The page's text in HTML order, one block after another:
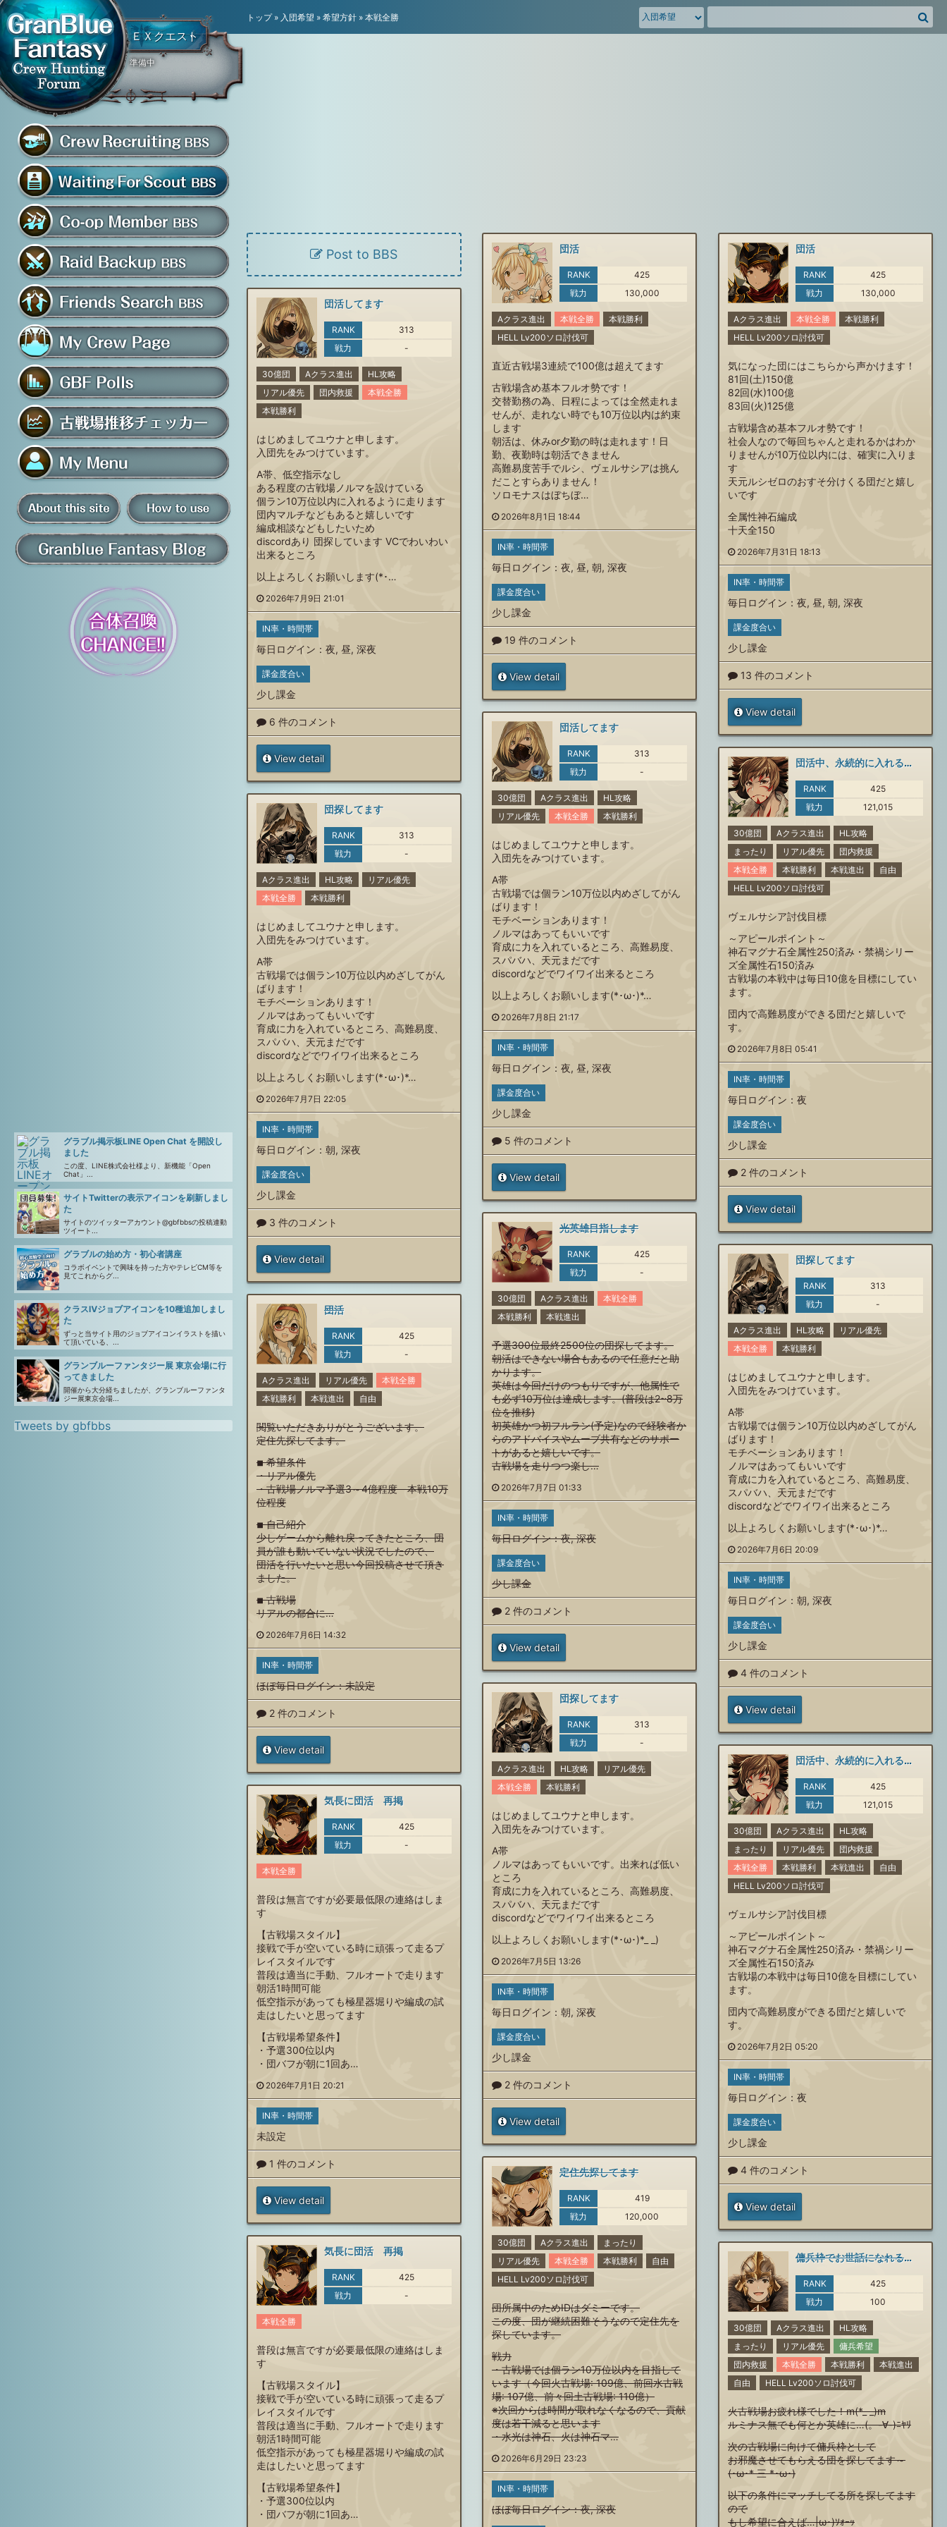
グラブル騎空団募集掲示
騎
空
団
騎空団員募集掲示板
騎空団入団希望掲示板
共闘部屋・メンバー掲示板
マルチバトル救援募集掲示板
フレンド募集掲示板
マイ騎空団ページ
グラブルアンケート
古戦場推移チェッカー
マイメニュー
騎空団員募集掲示板 掲示板の使い方
グラブル掲示板LINE Open Chat を開設し
ました
この度、LINE株式会社様より、新機能「Open
Chat」...
サイトTwitterの表示アイコンを刷新しまし
た
サイトのツイッターアカウント@gbfbbsの投稿連動
ツイート...
グラブルの始め方・初心者講座
コラボイベントで興味を持った方やテレビCM等を
見てこれからグ...
クラスⅣジョブアイコンを10種追加しまし
た
ずっと当サイト用のジョブアイコンイラストを描い
て頂いている、...
グランブルーファンタジー展 東京会場に行
ってきました
開催から大分経ちましたが、グランブルーファンタ
ジー展東京会場...
ＥＸクエスト
準備中
Tweets by gbfbbs
トップ» 入団希望 » 希望方針 » 本戦全勝
Post to BBS 団活
RANK
425
戦力
130,000
Aクラス進出 本戦全勝
本戦勝利
HELL Lv200ソロ討伐可
直近古戦場3連続で100億は超えてます
古戦場含め基本フルオ勢です！
交替勤務の為、日程によっては全然走れま
せんが、走れない時でも10万位以内は約束
します
朝活は、休みor夕勤の時は走れます！日
勤、夜勤時は朝活できません
高難易度苦手でルシ、ヴェルサシアは挑ん
だことすらありません！
ソロモナスはぼちぼ…
2026年8月1日 18:44
IN率・時間帯
毎日ログイン ： 夜, 昼, 朝, 深夜
課金度合い
少し課金
19 件のコメント
View detail
団活
RANK
425
戦力
130,000
Aクラス進出 本戦全勝
本戦勝利
HELL Lv200ソロ討伐可
気になった団にはこちらから声かけます！
81回(土)150億
82回(水)100億
83回(火)125億
古戦場含め基本フルオ勢です！
社会人なので毎回ちゃんと走れるかはわか
りませんが10万位以内には、確実に入りま
す
天元ルシゼロのおすそ分けくる団だと嬉し
いです
全属性神石編成
十天全150
2026年7月31日 18:13
IN率・時間帯
毎日ログイン ： 夜, 昼, 朝, 深夜
課金度合い
少し課金
13 件のコメント
View detail
団活してます
RANK
313
戦力
-
30億団 Aクラス進出
HL攻略
リアル優先
団内救援
本戦全勝
本戦勝利
はじめましてユウナと申します。
入団先をみつけています。
A帯、低空指示なし
ある程度の古戦場ノルマを設けている
個ラン10万位以内に入れるように走ります
団内マルチなどもあると嬉しいです
編成相談などもしたいため
discordあり 団探しています VCでわいわい
出来るところ
以上よろしくお願いします(*･…
2026年7月9日 21:01
IN率・時間帯
毎日ログイン ： 夜, 昼, 深夜
課金度合い
少し課金
6 件のコメント
View detail
団活してます
RANK
313
戦力
-
30億団 Aクラス進出
HL攻略
リアル優先
本戦全勝 本戦勝利
はじめましてユウナと申します。
入団先をみつけています。
A帯
古戦場では個ラン10万位以内めざしてがん
ばります！
モチベーションあります！
ノルマはあってもいいです
育成に力を入れているところ、高難易度、
スパバハ、天元まだです
discordなどでワイワイ出来るところ
以上よろしくお願いします(*･ω･)*…
2026年7月8日 21:17
IN率・時間帯
毎日ログイン ： 夜, 昼, 深夜
課金度合い
少し課金
5 件のコメント
View detail
団活中、永続的に入れる団を探しています。
RANK
425
戦力
121,015
30億団 Aクラス進出
HL攻略
まったり
リアル優先
団内救援
本戦全勝
本戦勝利 本戦進出
自由
HELL Lv200ソロ討伐可
ヴェルサシア討伐目標
～アピールポイント～
神石マグナ石全属性250済み・禁禍シリー
ズ全属性石150済み
古戦場の本戦中は毎日10億を目標にしてい
ます。
団内で高難易度ができる団だと嬉しいで
す。
2026年7月8日 05:41
IN率・時間帯
毎日ログイン ： 夜
課金度合い
少し課金
2 件のコメント
View detail
団探してます
RANK
313
戦力
-
Aクラス進出 HL攻略
リアル優先
本戦全勝
本戦勝利
はじめましてユウナと申します。
入団先をみつけています。
A帯
古戦場では個ラン10万位以内めざしてがん
ばります！
モチベーションあります！
ノルマはあってもいいです
育成に力を入れているところ、高難易度、
スパバハ、天元まだです
discordなどでワイワイ出来るところ
以上よろしくお願いします(*･ω･)*…
2026年7月7日 22:05
IN率・時間帯
毎日ログイン ： 朝, 深夜
課金度合い
少し課金
3 件のコメント
View detail
光英雄目指します
RANK
425
戦力
-
30億団 Aクラス進出
本戦全勝
本戦勝利
本戦進出
予選300位最終2500位の団探してます。
朝活はできない場合もあるので任意だと助
かります。
英雄は今回だけのつもりですが、他属性で
も必ず10万位は達成します。(普段は2~8万
位を推移)
初英雄かつ初フルラン(予定)なので経験者か
らのアドバイスやムーブ共有などのサポー
トがあると嬉しいです。
古戦場を走りつつ楽し…
2026年7月7日 01:33
IN率・時間帯
毎日ログイン：夜,深夜
課金度合い
少し課金
2 件のコメント
View detail
団探してます
RANK
313
戦力
-
Aクラス進出 HL攻略
リアル優先
本戦全勝
本戦勝利
はじめましてユウナと申します。
入団先をみつけています。
A帯
古戦場では個ラン10万位以内めざしてがん
ばります！
モチベーションあります！
ノルマはあってもいいです
育成に力を入れているところ、高難易度、
スパバハ、天元まだです
discordなどでワイワイ出来るところ
以上よろしくお願いします(*･ω･)*…
2026年7月6日 20:09
IN率・時間帯
毎日ログイン ： 朝, 深夜
課金度合い
少し課金
4 件のコメント
View detail
団活
RANK
425
戦力
-
Aクラス進出 リアル優先
本戦全勝
本戦勝利
本戦進出 自由
閲覧いただきありがとうございます。
定住先探してます。
◾︎ 希望条件
・リアル優先
・古戦場ノルマ予選3～4億程度 本戦10万
位程度
◾︎ 自己紹介
少しゲームから離れ戻ってきたところ、団
員が誰も動いていない状況でしたので、
団活を行いたいと思い今回投稿させて頂き
ました。
◾︎ 古戦場
リアルの都合に…
2026年7月6日 14:32
IN率・時間帯
ほぼ毎日ログイン：未設定
2 件のコメント
View detail
団探してます
RANK
313
戦力
-
Aクラス進出 HL攻略
リアル優先
本戦全勝
本戦勝利
はじめましてユウナと申します。
入団先をみつけています。
A帯
ノルマはあってもいいです。出来れば低い
ところ
育成に力を入れているところ、高難易度、
スパバハ、天元まだです
discordなどでワイワイ出来るところ
以上よろしくお願いします(*･ω･)*_ _)
2026年7月5日 13:26
IN率・時間帯
毎日ログイン ： 朝, 深夜
課金度合い
少し課金
2 件のコメント
View detail
団活中、永続的に入れる団を探しています。
RANK
425
戦力
121,015
30億団 Aクラス進出
HL攻略
まったり
リアル優先
団内救援
本戦全勝
本戦勝利 本戦進出
自由
HELL Lv200ソロ討伐可
ヴェルサシア討伐目標
～アピールポイント～
神石マグナ石全属性250済み・禁禍シリー
ズ全属性石150済み
古戦場の本戦中は毎日10億を目標にしてい
ます。
団内で高難易度ができる団だと嬉しいで
す。
2026年7月2日 05:20
IN率・時間帯
毎日ログイン ： 夜
課金度合い
少し課金
4 件のコメント
View detail
気長に団活 再掲
RANK
425
戦力
-
本戦全勝
普段は無言ですが必要最低限の連絡はしま
す
【古戦場スタイル】
接戦で手が空いている時に頑張って走るプ
レイスタイルです
普段は適当に手動、フルオートで走ります
朝活1時間可能
低空指示があっても極星器堀りや編成の試
走はしたいと思ってます
【古戦場希望条件】
・予選300位以内
・団バフが朝に1回あ…
2026年7月1日 20:21
IN率・時間帯
未設定
1 件のコメント
View detail
定住先探してます
RANK
419
戦力
120,000
30億団 Aクラス進出
まったり
リアル優先
本戦全勝 本戦勝利
自由
HELL Lv200ソロ討伐可
団所属中のためIDはダミーです。
この度、団が継続困難そうなので定住先を
探しています。
戦力
・古戦場では個ラン10万位以内を目指して
います（今回火古戦場: 109億、前回水古戦
場: 107億、前々回土古戦場: 110億）
※次回からは時間が取れなくなるので、貢献
度は若干減ると思います
・水光は神石、火は神石マ…
2026年6月29日 23:23
IN率・時間帯
ほぼ毎日ログイン：夜,深夜
気長に団活 再掲
RANK
425
戦力
-
本戦全勝
普段は無言ですが必要最低限の連絡はしま
す
【古戦場スタイル】
接戦で手が空いている時に頑張って走るプ
レイスタイルです
普段は適当に手動、フルオートで走ります
朝活1時間可能
低空指示があっても極星器堀りや編成の試
走はしたいと思ってます
【古戦場希望条件】
・予選300位以内
・団バフが朝に1回あ…
傭兵枠でお世話になれるところを探してます
RANK
425
戦力
100
30億団 Aクラス進出
HL攻略
まったり
リアル優先
傭兵希望
団内救援
本戦全勝 本戦勝利
本戦進出
自由
HELL Lv200ソロ討伐可
火古戦場お疲れ様でした！m(*_ _)m
ルミナス無でも何とか英雄に…(。-∀-)ﾆﾔﾘ
次の古戦場に向けて傭兵枠として
お邪魔させてもらえる団を探してます～
(･ω･* 三 *･ω･)
以下の条件にマッチしてる所を探してます
ので
もし希望に合えば…|ω･)ｿｫｰｯ